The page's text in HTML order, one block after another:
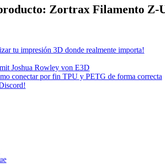
Zortrax Filamento
tu impresión 3D donde realmente importa!
Joshua Rowley von E3D
conectar por fin TPU y PETG de forma correcta